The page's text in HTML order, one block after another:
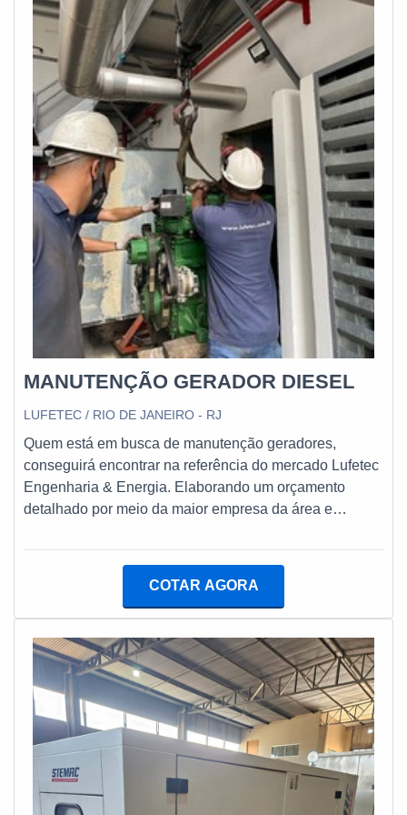
transferência automática ats e baterias estacionárias com
ótima qualidade e proteção.Se diferenciando dentro de seu
segmento, a empresa consegue também proporcionar um
atendimento cuidadoso e que busca a satisfação do cliente.
A E. C. A. Equipamentos Eletrônicos é uma empresa que
tem feito a diferença no mercado por toda seriedade e
qualidade o que garante a melhor experiência para
parceiros novos e antigos....
MANUTENÇÃO GERADOR DIESEL
LUFETEC / RIO DE JANEIRO - RJ
Quem está em busca de manutenção geradores,
conseguirá encontrar na referência do mercado Lufetec
Engenharia & Energia. Elaborando um orçamento
detalhado por meio da maior empresa da área e
INFORMAÇÕES RELEVANTES SOBRE
com seus serviços, encontra na internet a Lufetec
Engenharia & Energia. É possível encontrar tanque
combustível 2000 litros e manutenção preventiva e
corretiva em grupo gerador, oferecendo o que há de
melhor no mercado para cada cliente.Sem perder o
foco em manutenção geradores, sempre deve-se
buscar uma empresa que tenha produtos e serviços
com ótima qualidade e proteção, detalhes que passam
despercebidos e podem gerar prejuízo futuros para os
COTAR AGORA